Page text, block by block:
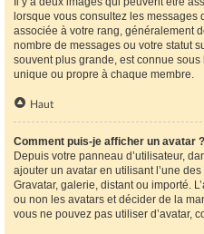
lorsque vous consultez les messages
associée à votre rang, généralement
nombre de messages ou votre statut
souvent plus grande, est connue
unique ou propre à chaque membre.
Haut
Comment puis-je afficher un avatar ?
Depuis votre panneau d’utilisateur,
ajouter un avatar en utilisant l’une
Gravatar, galerie, distant ou importé.
ou non les avatars et décider de la
vous ne pouvez pas utiliser d’avatar,